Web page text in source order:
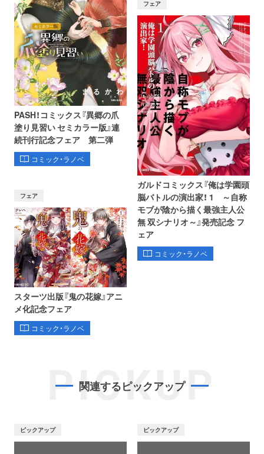
PASH！コミックス『異郷の爪
塗り見習い セミカラー版』連
続刊行記念フェア 第二弾
コミック・ラノベ
フェア
スターツ出版『鬼の花嫁』アニ
メ化記念フェア
コミック・ラノベ
フェア
ガルドコミックス『俺は学園頭
脳バトルの演出家！ 1 ～自称
モブが陰から描く最強主人公
無 双シナリオ～』発売記念 フ
ェア
コミック・ラノベ
PICKUP
関連するピックアップ
ピックアップ ピックアップ